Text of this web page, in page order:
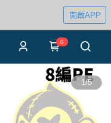
開啟APP
0
1/5